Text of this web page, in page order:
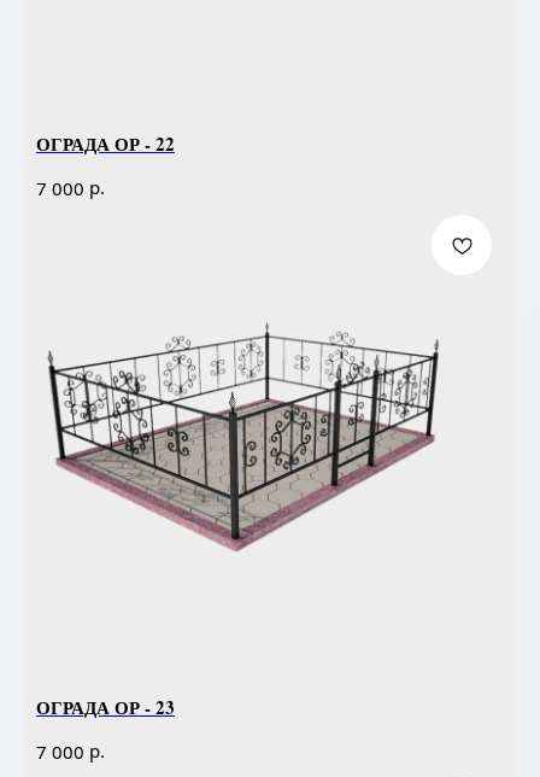
ОГРАДА ОР - 22
7 000 р.
ОГРАДА ОР - 23
7 000 р.